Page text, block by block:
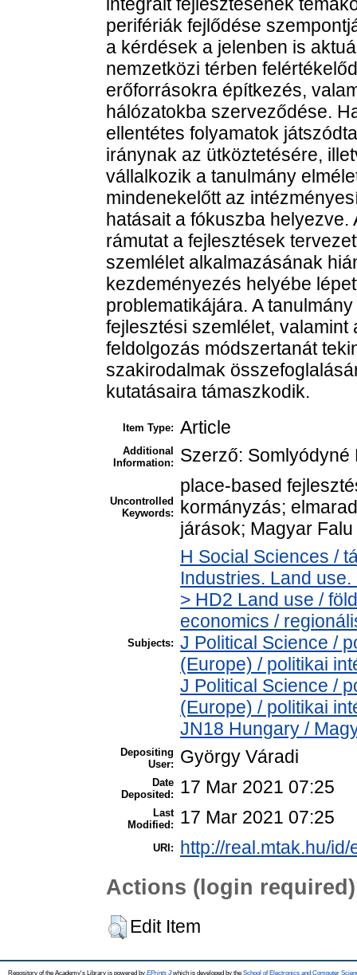
perifériák fejlődése
a kérdések a jelenben is
nemzetközi térben
erőforrásokra építkezés,
hálózatokba szerveződése.
ellentétes folyamatok
iránynak az ütköztetésére,
vállalkozik a tanulmány
mindenekelőtt az
hatásait a fókuszba
rámutat a fejlesztések
szemlélet alkalmazásának
kezdeményezés helyébe
problematikájára. A
fejlesztési szemlélet, valamint
feldolgozás módszertanát
szakirodalmak
kutatásaira támaszkodik.
Item Type: Article
Additional
Information:
Szerző: Somlyódyné
Uncontrolled
Keywords:
place-based
kormányzás;
járások; Magyar
Subjects:
H Social Sciences /
Industries. Land
> HD2 Land use /
economics /
J Political Science /
(Europe) / politikai
J Political Science /
(Europe) / politikai
JN18 Hungary /
Depositing
User:
György Váradi
Date
Deposited:
17 Mar 2021 07:25
Last
Modified:
17 Mar 2021 07:25
URI: http://real.mtak.hu/
Actions (login required)
Edit Item
Repository of the Academy's Library is powered by EPrints 3which is developed by the School of Electronics and Computer